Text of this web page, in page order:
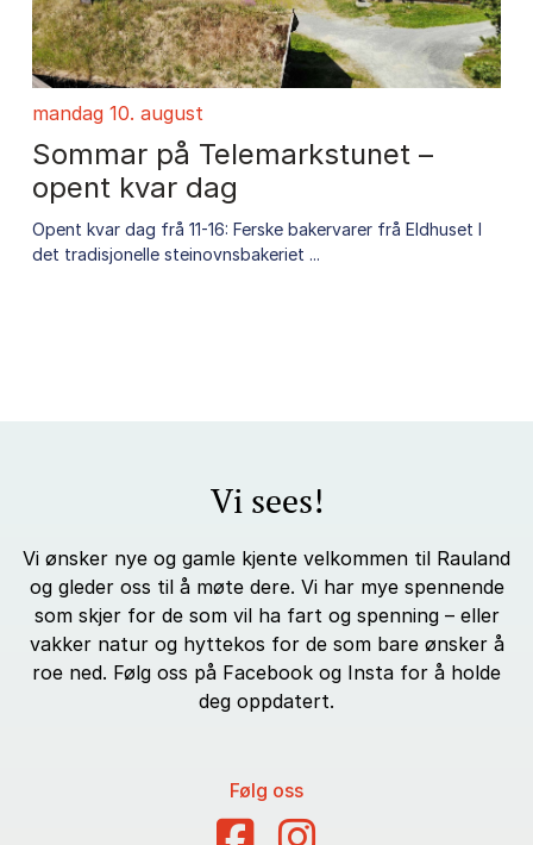
mandag 10. august
Sommar på Telemarkstunet –
opent kvar dag
Opent kvar dag frå 11-16: Ferske bakervarer frå Eldhuset I
det tradisjonelle steinovnsbakeriet ...
lenger?
Vi sees!
Vi ønsker nye og gamle kjente velkommen til Rauland
og gleder oss til å møte dere. Vi har mye spennende
som skjer for de som vil ha fart og spenning – eller
vakker natur og hyttekos for de som bare ønsker å
roe ned. Følg oss på Facebook og Insta for å holde
deg oppdatert.
Følg oss